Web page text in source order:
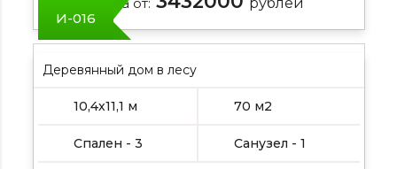
И-016
Деревянный дом в лесу
10,4х11,1 м 70 м2
Спален - 3 Санузел - 1